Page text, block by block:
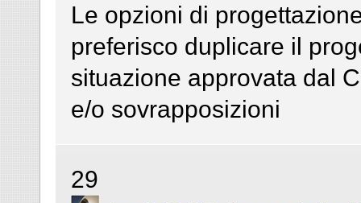
Le opzioni di
preferisco duplicare il
situazione approvata dal
e/o sovrapposizioni
29